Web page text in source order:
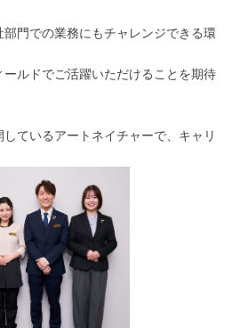
門での業務にもチャレンジできる環
ルドでご活躍いただけることを期待
ているアートネイチャーで、キャリ